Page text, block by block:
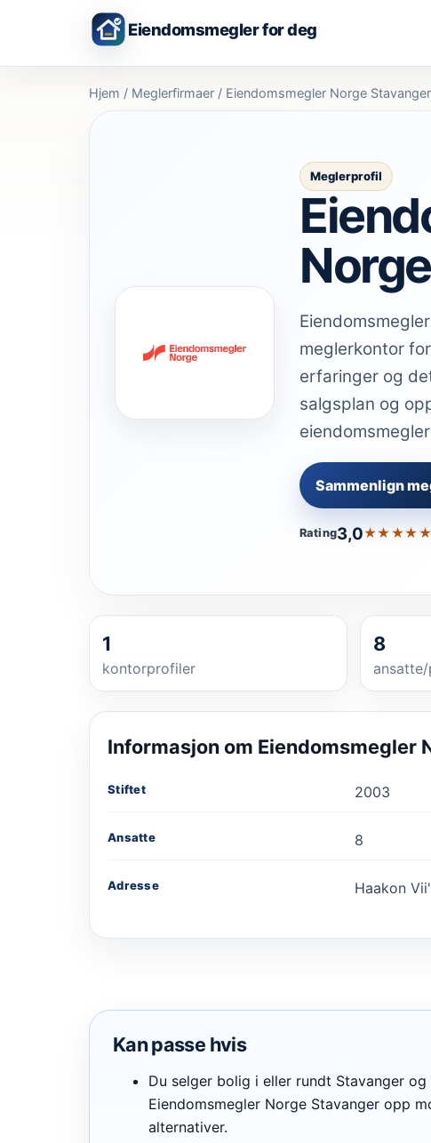
Eiendomsmegler for deg
Hjem / Meglerfirmaer / Eiendomsmegler Norge Stavanger
Meglerprofil
meglerkontor
erfaringer og
salgsplan og
Sammenlign
Rating3,0★★★★★
1
kontorprofiler
8
Informasjon om Eiendomsmegler
Stiftet 2003
Ansatte 8
Adresse Haakon
Kan passe hvis
Du selger bolig i eller rundt Stavanger
Eiendomsmegler Norge Stavanger opp
alternativer.